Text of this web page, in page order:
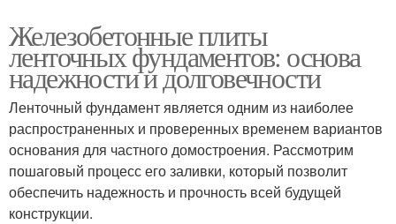
Железобетонные плиты
ленточных фундаментов: основа
надежности и долговечности
Ленточный фундамент является одним из наиболее
распространенных и проверенных временем вариантов
основания для частного домостроения. Рассмотрим
пошаговый процесс его заливки, который позволит
обеспечить надежность и прочность всей будущей
конструкции.